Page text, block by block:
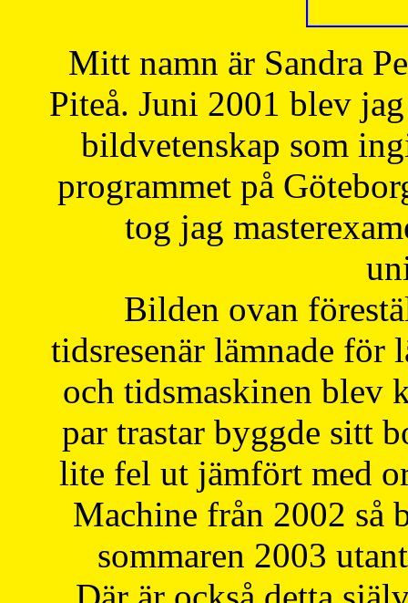
Mitt namn är Sandra
Piteå. Juni 2001 blev
bildvetenskap som
programmet på
tog jag
Bilden ovan
tidsresenär lämnade för
och tidsmaskinen blev
par trastar byggde sitt
lite fel ut jämfört med
Machine från 2002 så
sommaren 2003